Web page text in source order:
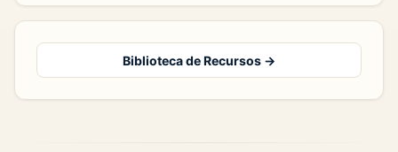
Biblioteca de Recursos →